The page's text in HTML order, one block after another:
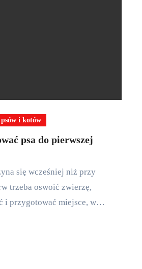
i kotów
psa do pierwszej
trzeba oswoić zwierzę,
i przygotować miejsce, w…